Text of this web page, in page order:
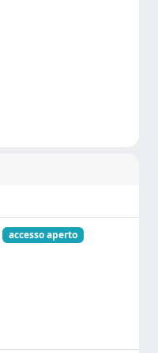
accesso aperto